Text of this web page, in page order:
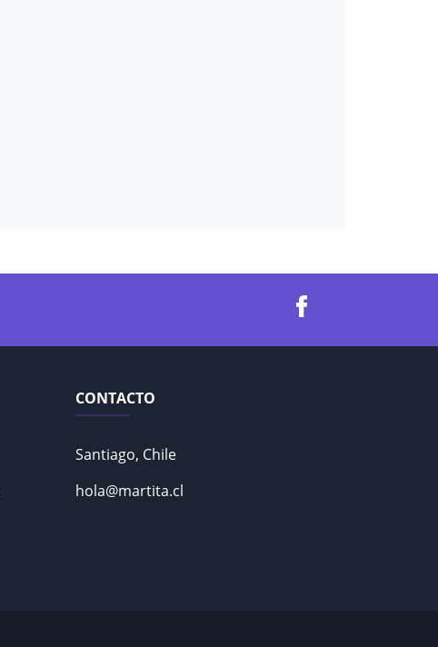
CONTACTO
Santiago, Chile
hola@martita.cl